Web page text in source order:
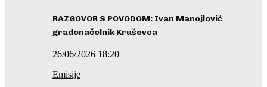
RAZGOVOR S POVODOM: Ivan Manojlović
gradonačelnik Kruševca
26/06/2026 18:20
Emisije